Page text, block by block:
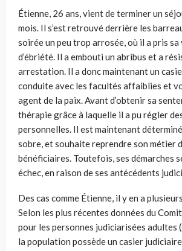
Étienne, 26 ans, vient de terminer un
mois. Il s’est retrouvé derrière les
soirée un peu trop arrosée, où il a pris
d’ébriété. Il a embouti un abribus et a
arrestation. Il a donc maintenant un
conduite avec les facultés affaiblies et
agent de la paix. Avant d’obtenir sa
thérapie grâce à laquelle il a pu régler
personnelles. Il est maintenant
sobre, et souhaite reprendre son métier
bénéficiaires. Toutefois, ses démarches
échec, en raison de ses antécédents
Des cas comme Étienne, il y en a
Selon les plus récentes données du
pour les personnes judiciarisées adultes
la population possède un casier